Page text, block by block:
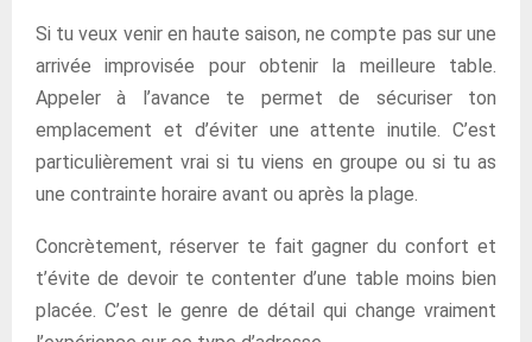
Si tu veux venir en haute saison, ne compte pas sur une
arrivée improvisée pour obtenir la meilleure table.
Appeler à l’avance te permet de sécuriser ton
emplacement et d’éviter une attente inutile. C’est
particulièrement vrai si tu viens en groupe ou si tu as
une contrainte horaire avant ou après la plage.
Concrètement, réserver te fait gagner du confort et
t’évite de devoir te contenter d’une table moins bien
placée. C’est le genre de détail qui change vraiment